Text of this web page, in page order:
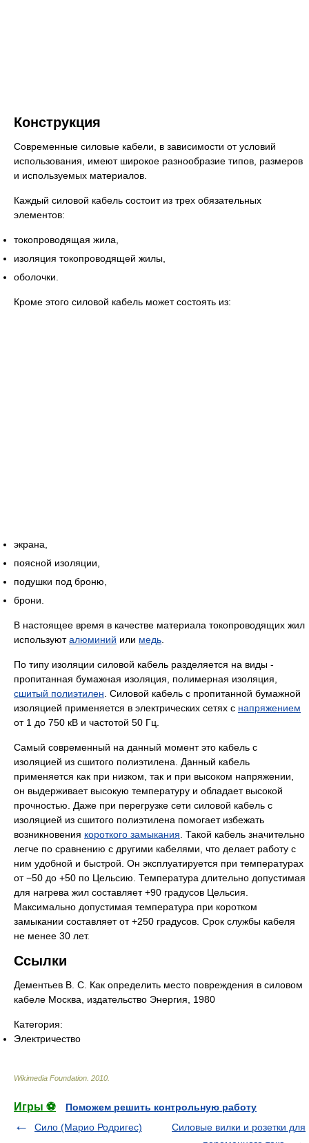
Конструкция
Современные силовые кабели, в зависимости от условий
использования, имеют широкое разнообразие типов, размеров
и используемых материалов.
Каждый силовой кабель состоит из трех обязательных
элементов:
токопроводящая жила,
изоляция токопроводящей жилы,
оболочки.
Кроме этого силовой кабель может состоять из:
экрана,
поясной изоляции,
подушки под броню,
брони.
В настоящее время в качестве материала токопроводящих жил
используюталюминий или медь
По типу изоляции силовой кабель разделяется на виды -
пропитанная бумажная изоляция, полимерная изоляция,
сшитый полиэтилен . Силовой кабель с пропитанной бумажной
изоляцией применяется в электрических сетях с напряжением
от 1 до 750 кВ и частотой 50 Гц.
Самый современный на данный момент это кабель с
изоляцией из сшитого полиэтилена. Данный кабель
применяется как при низком, так и при высоком напряжении,
он выдерживает высокую температуру и обладает высокой
прочностью. Даже при перегрузке сети силовой кабель с
изоляцией из сшитого полиэтилена помогает избежать
возникновения короткого замыкания . Такой кабель значительно
легче по сравнению с другими кабелями, что делает работу с
ним удобной и быстрой. Он эксплуатируется при температурах
от −50 до +50 по Цельсию. Температура длительно допустимая
для нагрева жил составляет +90 градусов Цельсия.
Максимально допустимая температура при коротком
замыкании составляет от +250 градусов. Срок службы кабеля
не менее 30 лет.
Ссылки
Дементьев В. С. Как определить место повреждения в силовом
кабеле Москва, издательство Энергия, 1980
Категория:
Электричество
Wikimedia Foundation 2010
Игры ⚽
Поможем решить контрольную работу
Сило (Марио Родригес)
Силовые вилки и розетки для